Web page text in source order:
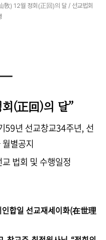
) 12월 정회(正回)의 달 / 선교법회
(正回)의 달”
59년 선교창교34주년, 선
별공지
법회 및 수행일정
합일 선교재세이화(在世理